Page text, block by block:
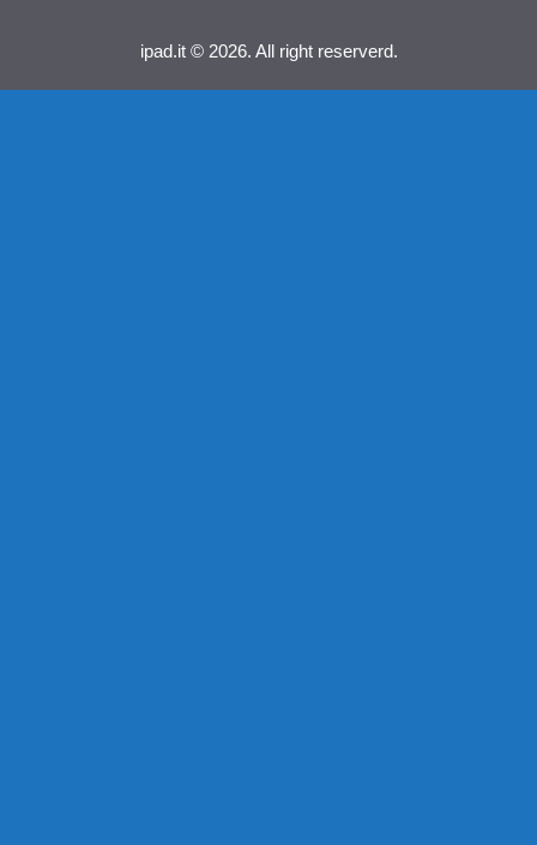
ipad.it © 2026. All right reserverd.